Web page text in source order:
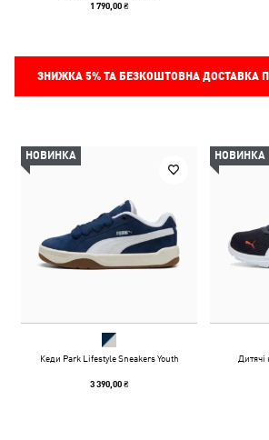
1 790,00 ₴
ЗНИЖКА 5%ТА БЕЗКОШТОВНА ДОСТАВКА
НОВИНКА
Кеди Park Lifestyle Sneakers Youth
3 390,00 ₴
НОВИНКА
Дитячі